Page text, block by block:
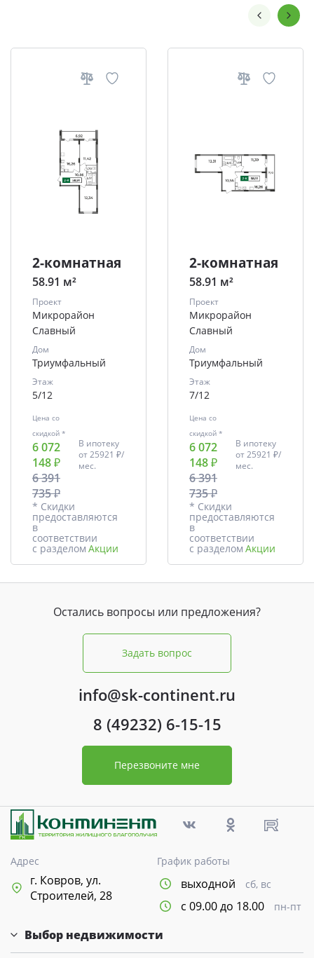
2-комнатная
58.91 м²
Проект
Микрорайон
Славный
Дом
Триумфальный
Этаж
5/12
Цена со
скидкой *
6 072
148 ₽
6 391
735 ₽
В ипотеку
от25921 ₽/
мес.
* Скидки
предоставляются
в
соответствии
с разделом Акции
2-комнатная
58.91 м²
Проект
Микрорайон
Славный
Дом
Триумфальный
Этаж
7/12
Цена со
скидкой *
6 072
148 ₽
6 391
735 ₽
В ипотеку
от25921 ₽/
мес.
* Скидки
предоставляются
в
соответствии
с разделом Акции
Остались вопросы или предложения?
Задать вопрос
info@sk-continent.ru
8 (49232) 6-15-15
Перезвоните мне
Адрес
г. Ковров, ул.
Строителей, 28
График работы
выходной сб, вс
с 09.00 до 18.00 пн-пт
Выбор недвижимости